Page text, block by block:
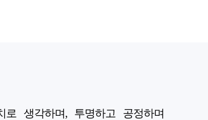
생각하며, 투명하고 공정하며